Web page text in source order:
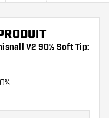
V2 90% Soft Tip: